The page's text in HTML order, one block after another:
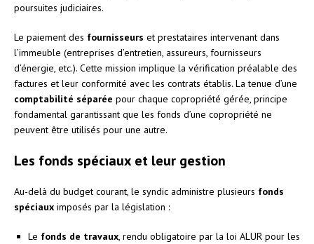
poursuites judiciaires.
Le paiement des fournisseurs et prestataires intervenant dans
l’immeuble (entreprises d’entretien, assureurs, fournisseurs
d’énergie, etc.). Cette mission implique la vérification préalable des
factures et leur conformité avec les contrats établis. La tenue d’une
comptabilité séparée pour chaque copropriété gérée, principe
fondamental garantissant que les fonds d’une copropriété ne
peuvent être utilisés pour une autre.
Les fonds spéciaux et leur gestion
Au-delà du budget courant, le syndic administre plusieurs fonds
spéciaux imposés par la législation :
Le fonds de travaux , rendu obligatoire par la loi ALUR pour les